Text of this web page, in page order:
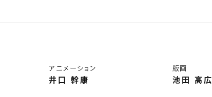
アニメーション
井口 幹康
版画
池田 高広